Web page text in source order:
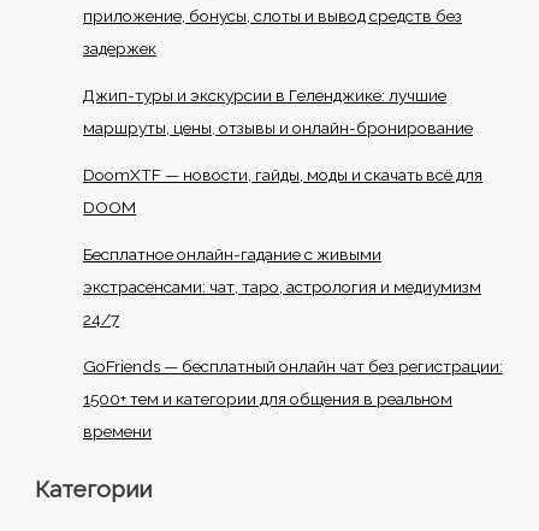
приложение, бонусы, слоты и вывод средств без
задержек
Джип-туры и экскурсии в Геленджике: лучшие
маршруты, цены, отзывы и онлайн-бронирование
DoomXTF — новости, гайды, моды и скачать всё для
DOOM
Бесплатное онлайн-гадание с живыми
экстрасенсами: чат, таро, астрология и медиумизм
24/7
GoFriends — бесплатный онлайн чат без регистрации:
1500+ тем и категории для общения в реальном
времени
Категории